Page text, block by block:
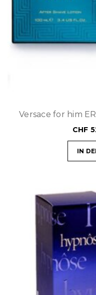
Versace for him
CHF
IN